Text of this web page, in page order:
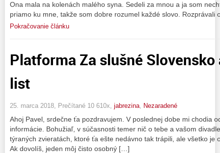
Ona mala na kolenách malého syna. Sedeli za mnou a ja som
priamo ku mne, takže som dobre rozumel každé slovo.
Pokračovanie článku
Platforma Za slušné
list
25. marca 2018, Prečítané 10 610x, jabrezina Nezaradené
Ahoj Pavel, srdečne ťa pozdravujem. V poslednej dobe mi chodia
informácie. Bohužiaľ, v súčasnosti temer nič o tebe a vašom
týraných zvieratách, ktoré ťa ešte nedávno tak trápili, ale všetko je
Ak dovolíš, jeden môj čisto osobný […]